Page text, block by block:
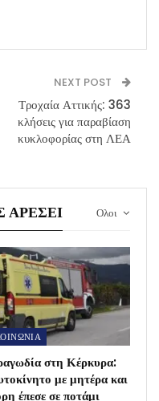
NEXT POST
Τροχαία Αττικής: 363
κλήσεις για παραβίαση
κυκλοφορίας στη ΛΕΑ
Ολοι
ΑΡΈΣΕΙ
στη Κέρκυρα:
με μητέρα και
έπεσε σε ποτάμι